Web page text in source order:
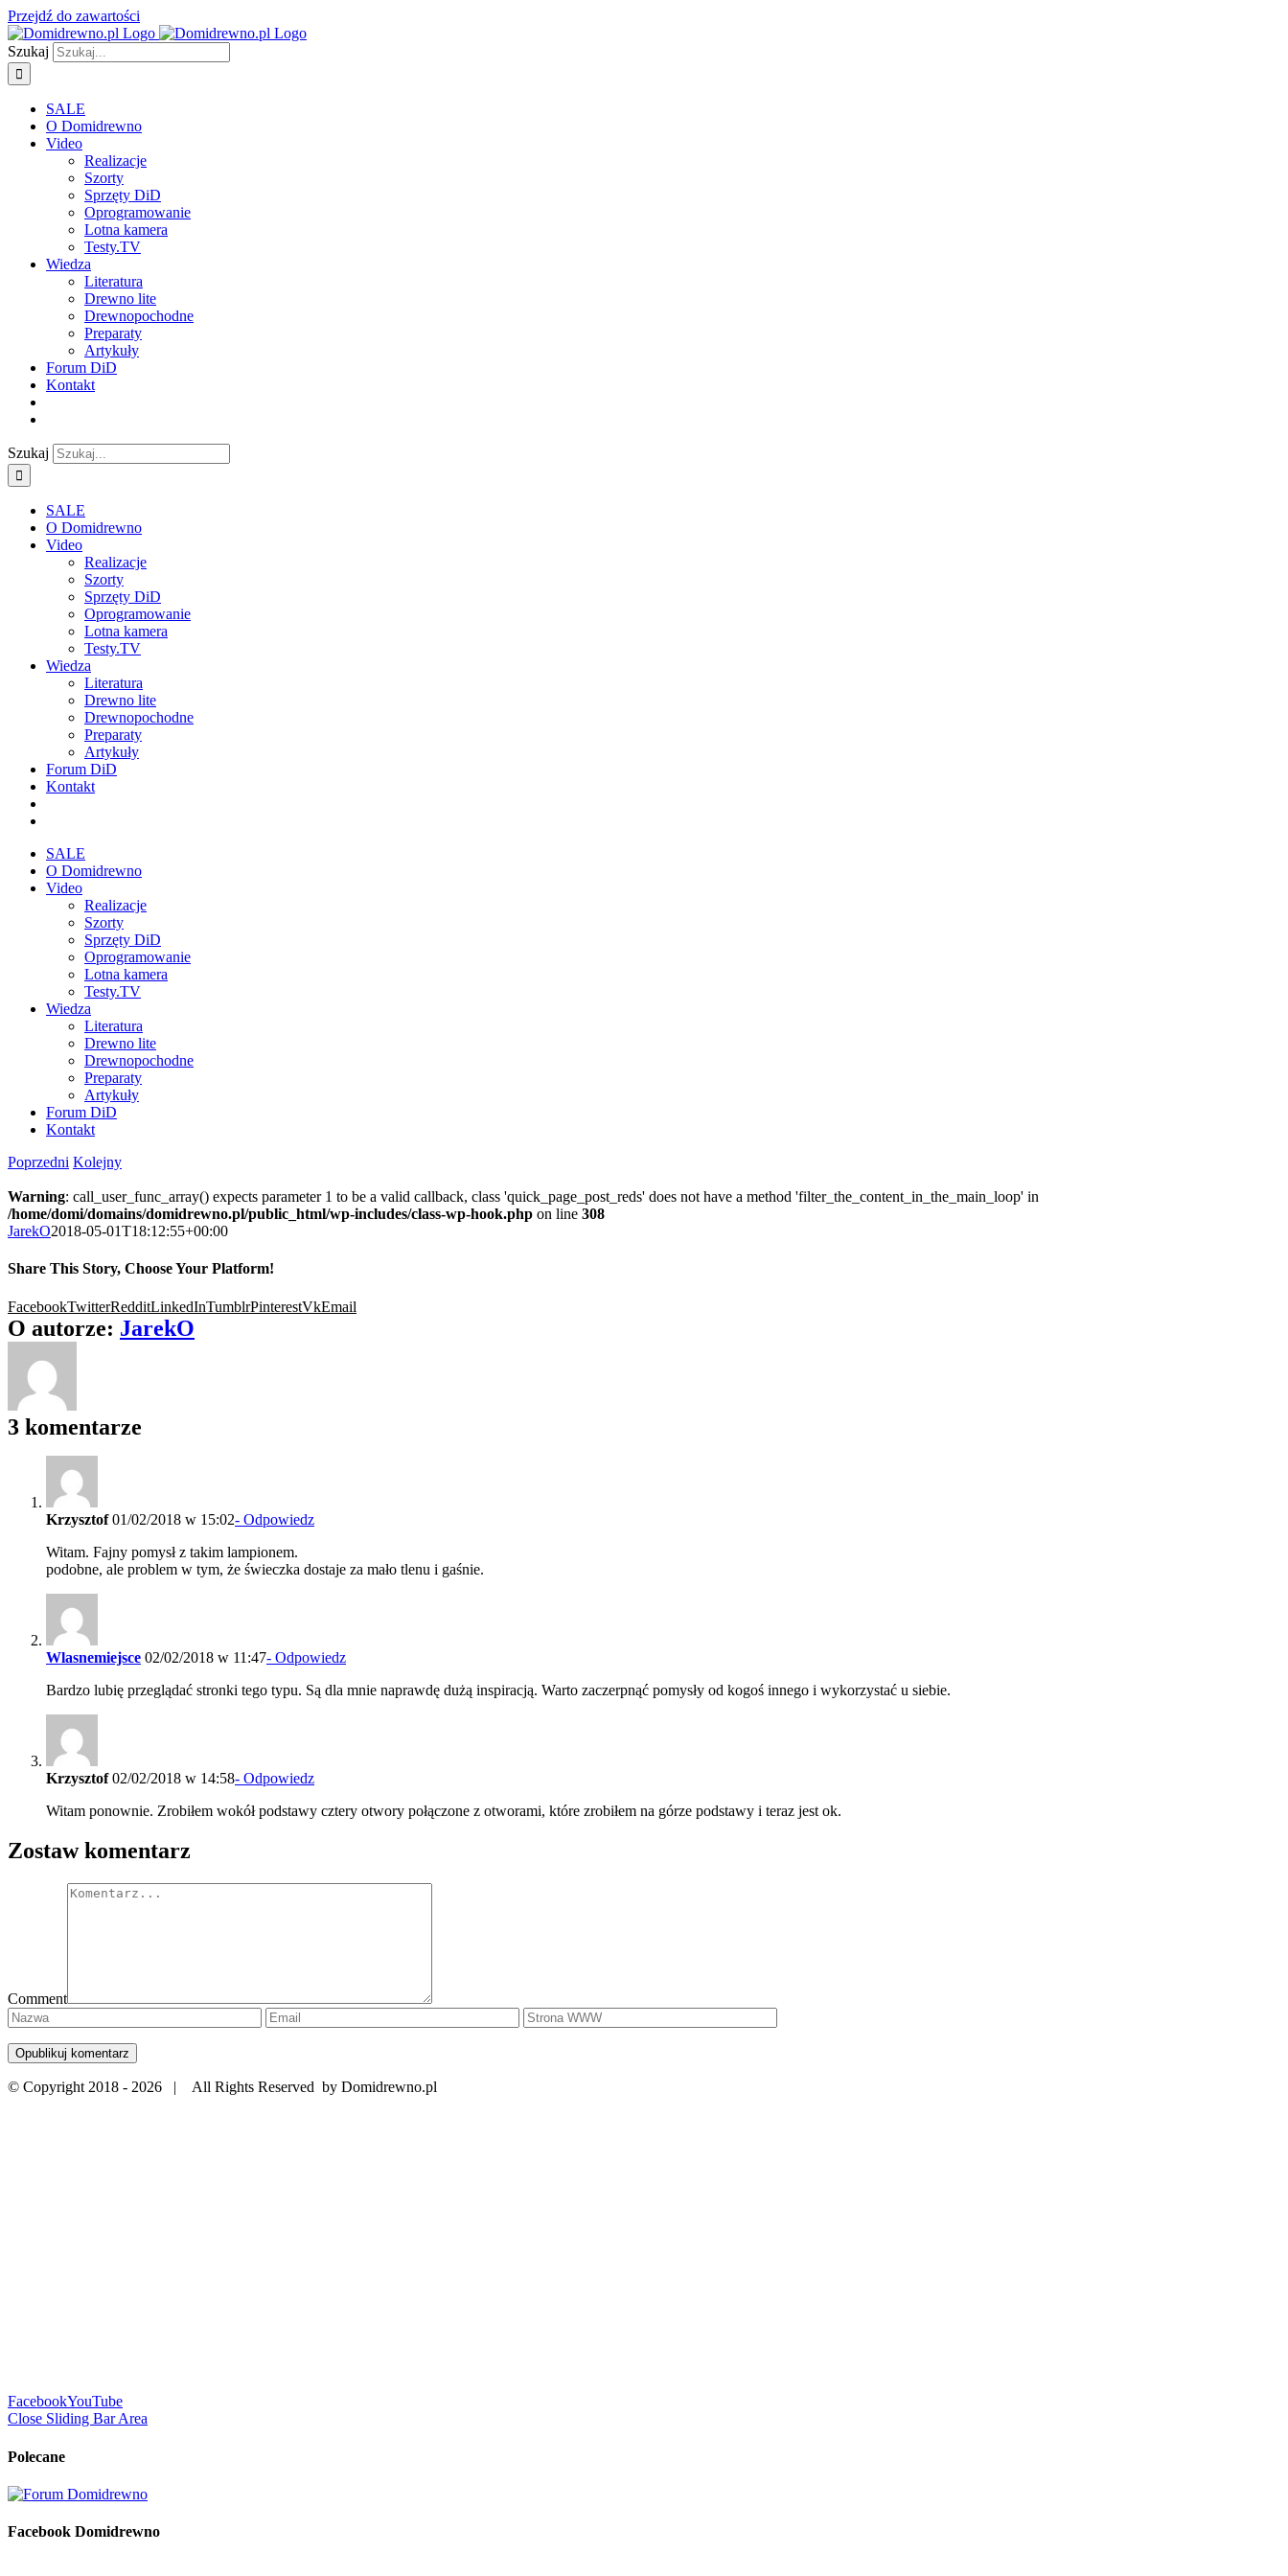
Przejdź do zawartości
Szukaj
SALE
O Domidrewno
Video
Realizacje
Szorty
Sprzęty DiD
Oprogramowanie
Lotna kamera
Testy.TV
Wiedza
Literatura
Drewno lite
Drewnopochodne
Preparaty
Artykuły
Forum DiD
Kontakt
Szukaj
SALE
O Domidrewno
Video
Realizacje
Szorty
Sprzęty DiD
Oprogramowanie
Lotna kamera
Testy.TV
Wiedza
Literatura
Drewno lite
Drewnopochodne
Preparaty
Artykuły
Forum DiD
Kontakt
SALE
O Domidrewno
Video
Realizacje
Szorty
Sprzęty DiD
Oprogramowanie
Lotna kamera
Testy.TV
Wiedza
Literatura
Drewno lite
Drewnopochodne
Preparaty
Artykuły
Forum DiD
Kontakt
Poprzedni Kolejny
Warning: call_user_func_array() expects parameter 1 to be a valid callback, class 'quick_page_post_reds' does not have a method 'filter_the_content_in_the_main_loop' in
/home/domi/domains/domidrewno.pl/public_html/wp-includes/class-wp-hook.php on line 308
JarekO2018-05-01T18:12:55+00:00
Share This Story, Choose Your Platform!
FacebookTwitterRedditLinkedInTumblrPinterestVkEmail
O autorze: JarekO
3 komentarze
Krzysztof01/02/2018 w 15:02- Odpowiedz
Witam. Fajny pomysł z takim lampionem.
podobne, ale problem w tym, że świeczka dostaje za mało tlenu i gaśnie.
Wlasnemiejsce 02/02/2018 w 11:47- Odpowiedz
Bardzo lubię przeglądać stronki tego typu. Są dla mnie naprawdę dużą inspiracją. Warto zaczerpnąć pomysły od kogoś innego i wykorzystać u siebie.
Krzysztof02/02/2018 w 14:58- Odpowiedz
Witam ponownie. Zrobiłem wokół podstawy cztery otwory połączone z otworami, które zrobiłem na górze podstawy i teraz jest ok.
Zostaw komentarz
Comment
© Copyright 2018 - 2026 | All Rights Reserved by Domidrewno.pl
FacebookYouTube
Close Sliding Bar Area
Polecane
Facebook Domidrewno